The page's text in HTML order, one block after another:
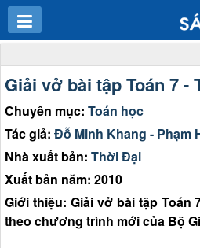
Giải vở bài tập Toán 7 -
Chuyên mục: Toán học
Tác giả: Đỗ Minh Khang - Phạm
Nhà xuất bản: Thời Đại
Xuất bản năm: 2010
Giới thiệu: Giải vở bài tập Toán
theo chương trình mới của Bộ